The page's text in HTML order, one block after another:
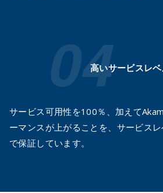
高いサービスレ
サービス可用性を100％、加えて
ーマンスが上がることを、サービス
で保証しています。